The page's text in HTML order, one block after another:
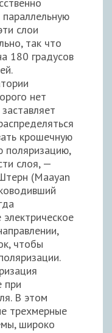
слои
так что
180 градусов
нет
крошечную
поляризацию,
слоя, —
(Maayan
чтобы
при
В этом
трехмерные
широко